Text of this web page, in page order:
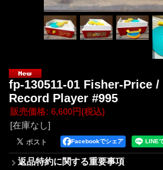
fp-130511-01 Fisher-Price
Record Player #995
販売価格: 6,600円(税込)
[在庫なし]
Facebookでシェア
返品特約に関する重要事項